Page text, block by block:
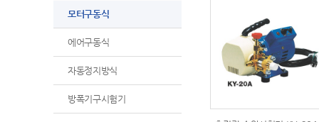
모터구동식
에어구동식
자동정지방식
방폭기구시험기